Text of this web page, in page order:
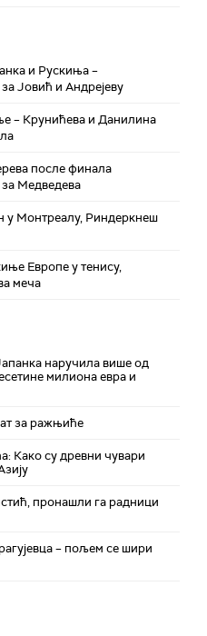
и Рускиња –
Јовић и Андрејеву
– Крунићева и Данилина
после финала
Медведева
у Монтреалу, Риндеркнеш
Европе у тенису,
меча
наручила више од
милиона евра и
за ражњиће
Како су древни чувари
пронашли га радници
– пољем се шири